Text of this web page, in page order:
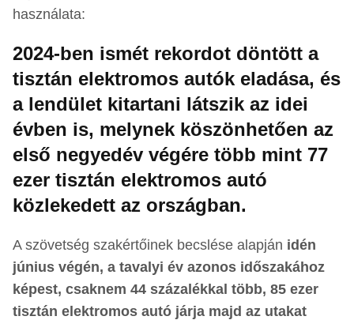
használata:
2024-ben ismét rekordot döntött a
tisztán elektromos autók eladása, és
a lendület kitartani látszik az idei
évben is, melynek köszönhetően az
első negyedév végére több mint 77
ezer tisztán elektromos autó
közlekedett az országban.
A szövetség szakértőinek becslése alapján idén
június végén, a tavalyi év azonos időszakához
képest, csaknem 44 százalékkal több, 85 ezer
tisztán elektromos autó járja majd az utakat